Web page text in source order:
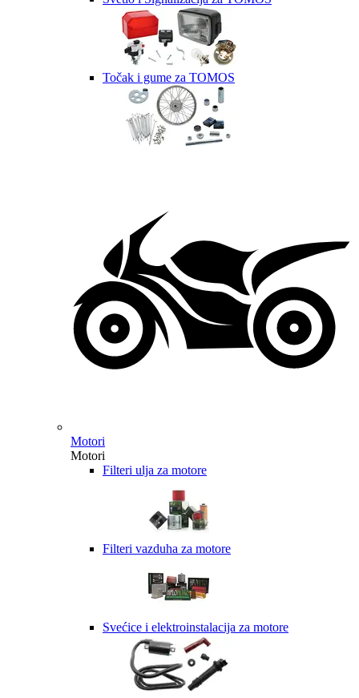
Točak i gume za TOMOS
Motori
Motori
Filteri ulja za motore
Filteri vazduha za motore
Svećice i elektroinstalacija za motore